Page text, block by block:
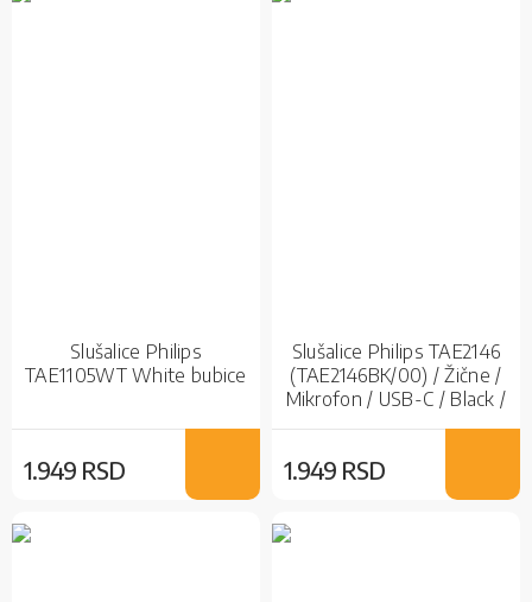
Slušalice Philips
TAE1105WT White bubice
1.949 RSD
Slušalice Philips TAE2146
(TAE2146BK/00) / Žične /
Mikrofon / USB-C / Black /
Bubice
1.949 RSD